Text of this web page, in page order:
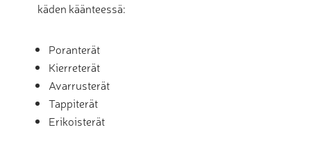
käden käänteessä:
Poranterät
Kierreterät
Avarrusterät
Tappiterät
Erikoisterät